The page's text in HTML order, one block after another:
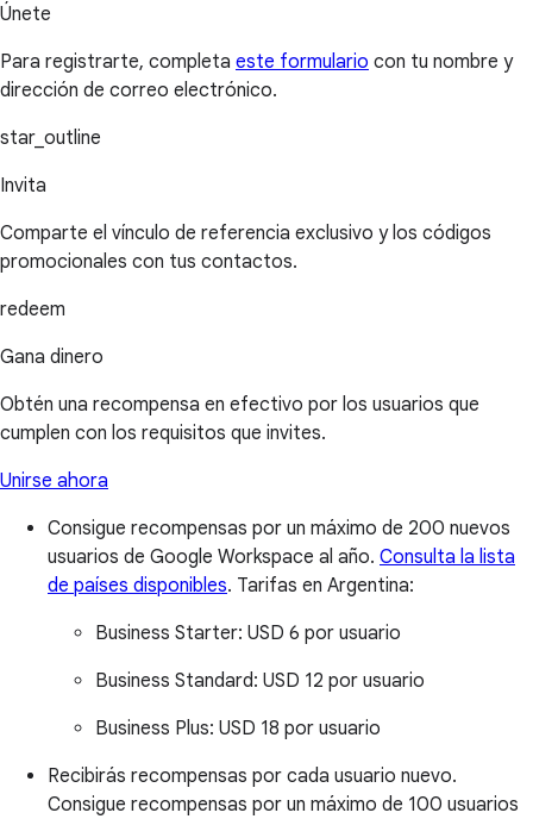
Únete
Para registrarte, completa este formulario con tu nombre y
dirección de correo electrónico.
star_outline
Invita
Comparte el vínculo de referencia exclusivo y los códigos
promocionales con tus contactos.
redeem
Gana dinero
Obtén una recompensa en efectivo por los usuarios que
cumplen con los requisitos que invites.
Unirse ahora
Consigue recompensas por un máximo de 200 nuevos
usuarios de Google Workspace al año. Consulta la lista
de países disponibles. Tarifas en Argentina:
Business Starter: USD 6 por usuario
Business Standard: USD 12 por usuario
Business Plus: USD 18 por usuario
Recibirás recompensas por cada usuario nuevo.
Consigue recompensas por un máximo de 100 usuarios